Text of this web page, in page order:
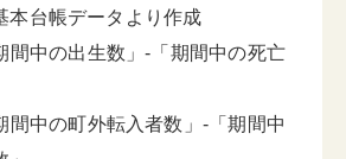
本台帳データより作成
間中の出生数」-「期間中の死亡
間中の町外転入者数」-「期間中